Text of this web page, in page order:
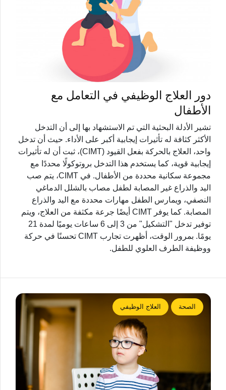
دور العلاج الوظيفي في التعامل مع
الأطفال
تشير الأدلة البحثية التي تم الاستشهاد بها إلى أن التدخل
الأكثر كثافة له تأثيرات إيجابية أكبر على الأداء. حيث أن تدخل
واحد، العلاج بالحركة بفعل القيود (CIMT)، ثبت أن له تأثيرات
إيجابية قوية، كما يستخدم هذا التدخل بروتوكولًا محددًا مع
مجموعة سكانية محددة من الأطفال. في CIMT، يتم صب
اليد والذراع غير المصابة لطفل مصاب بالشلل الدماغي
النصفي، ويمارس الطفل مهارات محددة مع اليد والذراع
المصابة. كما يوفر CIMT أيضًا جرعة مكثفة من العلاج، ويتم
توفير تدخل "التشكيل" من 3 إلى 6 ساعات يوميًا لمدة 21
يومًا. بمرور الوقت، أظهرت تجارب CIMT تحسنًا في حركة
ووظيفة الطرف العلوي للطفل.
الصحة العلاج الوظيفي